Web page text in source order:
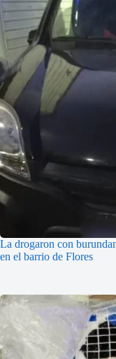
La drogaron con
en el barrio de Flores